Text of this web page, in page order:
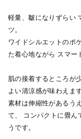
軽量、皺になりずらい
ツ。
ワイドシルエットのポ
た着心地ながら スマー
肌の接着するところが
よい清涼感が味わえます
素材は伸縮性があるう
て、 コンパクトに畳ん
うです。